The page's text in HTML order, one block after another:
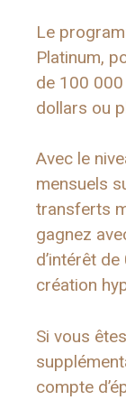
Le
Platinum,
de 100
dollars ou
Avec le
mensuels
transferts
gagnez
d’intérêt
création
Si vous
compte